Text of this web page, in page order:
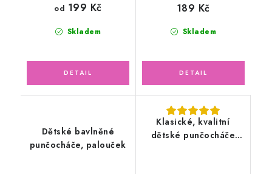
Skladem
od 199 Kč
Skladem
189 Kč
Dětské bavlněné
punčocháče, palouček
Klasické, kvalitní
dětské punčocháče